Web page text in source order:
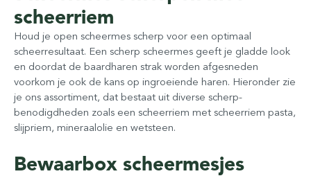
scheerriem
Houd je open scheermes scherp voor een optimaal
scheerresultaat. Een scherp scheermes geeft je gladde look
en doordat de baardharen strak worden afgesneden
voorkom je ook de kans op ingroeiende haren. Hieronder zie
je ons assortiment, dat bestaat uit diverse scherp-
benodigdheden zoals een scheerriem met scheerriem pasta,
slijpriem, mineraalolie en wetsteen.
Bewaarbox scheermesjes